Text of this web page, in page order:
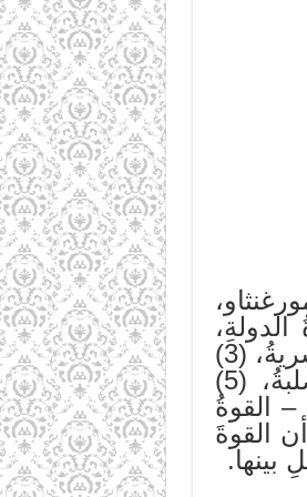
وهي: (1) الركيزةُ الجغرافيةُ – الموقعُ والمجالُ الحيويُّ، (2) والركيزةُ السكانيةُ – القوةُ البشريةُ، (3)
والركيزةُ الاقتصاديةُ – القدرةُ الإنتاجيةُ والمواردُ، (4) والركيزةُ العسكريةُ – القوةُ الصلبةُ، (5)
والفكريةُ – القوةُ
أن القوةَ
بينها.